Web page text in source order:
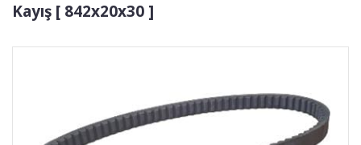
Kayış [ 842x20x30 ]